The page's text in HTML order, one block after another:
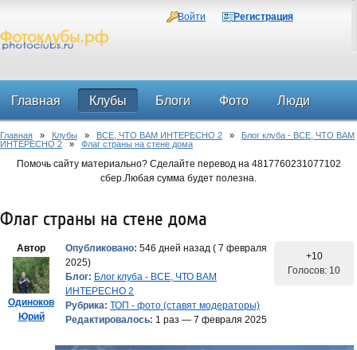
Войти Регистрация
Главная Клубы Блоги Фото Люди
Форум
Главная » Клубы » ВСЕ, ЧТО ВАМ ИНТЕРЕСНО 2 » Блог клуба - ВСЕ, ЧТО ВАМ
ИНТЕРЕСНО 2 » Флаг страны на стене дома
Помочь сайту материально? Сделайте перевод на 4817760231077102
сбер.Любая сумма будет полезна.
Флаг страны на стене дома
Автор
Одиноков
Юрий
Опубликовано: 546 дней назад ( 7 февраля
2025)
Блог: Блог клуба - ВСЕ, ЧТО ВАМ
ИНТЕРЕСНО 2
Рубрика: ТОП - фото (ставят модераторы)
Редактировалось: 1 раз — 7 февраля 2025
+10
Голосов: 10